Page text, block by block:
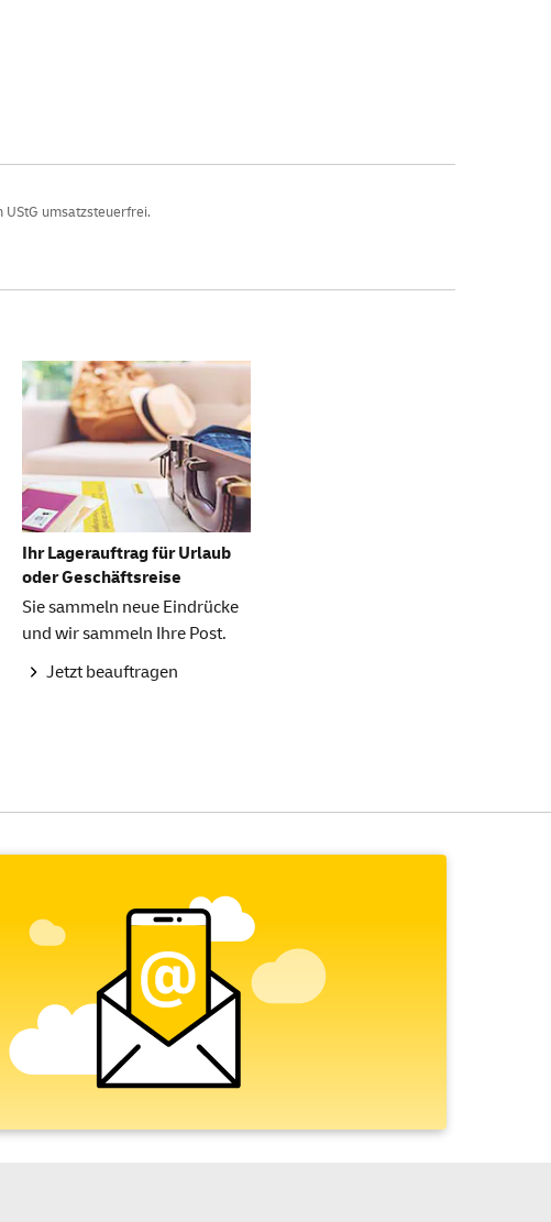
UStG umsatzsteuerfrei.
Ihr Lagerauftrag für Urlaub
oder Geschäftsreise
Sie sammeln neue Eindrücke
und wir sammeln Ihre Post.
Jetzt beauftragen